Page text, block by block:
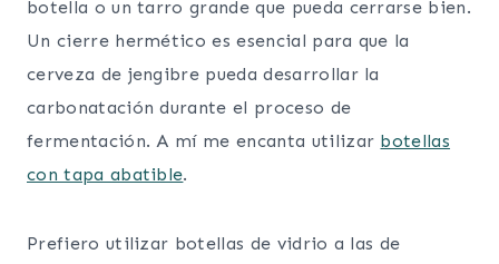
botella o un tarro grande que pueda cerrarse bien.
Un cierre hermético es esencial para que la
cerveza de jengibre pueda desarrollar la
carbonatación durante el proceso de
fermentación. A mí me encanta utilizar botellas
con tapa abatible.
Prefiero utilizar botellas de vidrio a las de